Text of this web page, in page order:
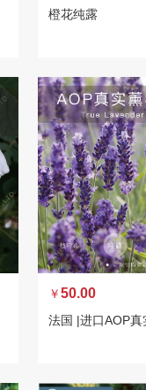
橙花纯露
￥50.00
法国 |进口AOP